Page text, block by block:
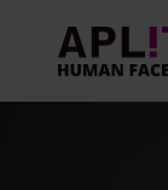
content